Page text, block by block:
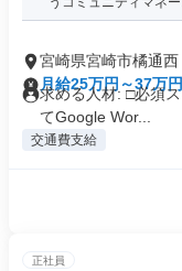
宮崎県宮崎市橘通西
月給25万円～37万円
求める人材: □必須
てGoogle Wor...
交通費支給
正社員